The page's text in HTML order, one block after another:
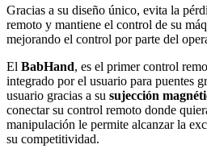
Gracias a su diseño único, evita la
remoto y mantiene el control de su
mejorando el control por parte del
El BabHand, es el primer control
integrado por el usuario para puentes
usuario gracias a su sujección
conectar su control remoto donde
manipulación le permite alcanzar la
su competitividad.